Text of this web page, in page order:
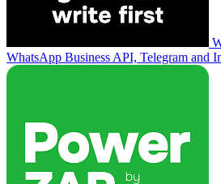
WhatsApp Business API, Telegram and